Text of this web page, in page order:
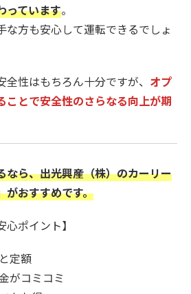
っています。
な方も安心して運転できるでしょ
性はもちろん十分ですが、 オプ
ことで安全性のさらなる向上が期
なら、出光興産（株）のカーリー
がおすすめです。
心ポイント】
定額
がコミコミ